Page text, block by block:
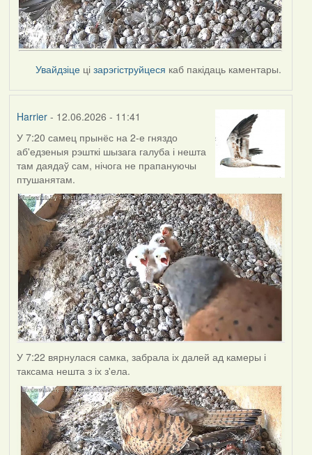
Увайдзіце цізарэгіструйцеся каб пакідаць каментары.
Harrier- 12.06.2026 - 11:41
У 7:20 самец прынёс на 2-е гняздо
аб'едзеныя рэшткі шызага галуба і нешта
там даядаў сам, нічога не прапануючы
птушанятам.
У 7:22 вярнулася самка, забрала іх далей ад камеры і
таксама нешта з іх з'ела.